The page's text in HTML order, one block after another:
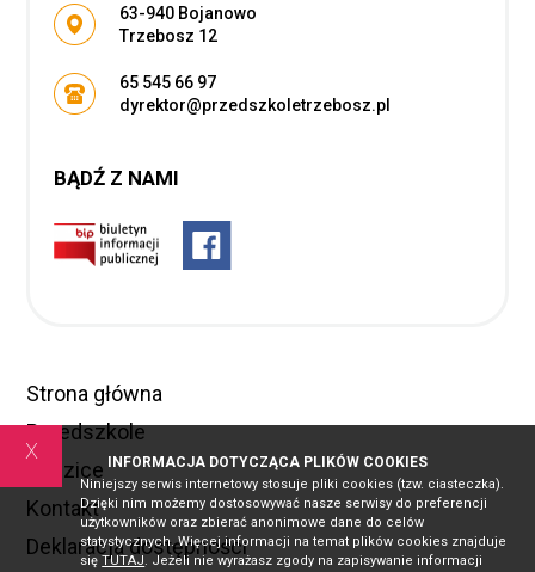
Adres pocztowy:
63-940 Bojanowo
Trzebosz 12
65 545 66 97
dyrektor@przedszkoletrzebosz.pl
BĄDŹ Z NAMI
Strona główna
Przedszkole
Rodzice
Kontakt
Deklaracja dostępności
x INFORMACJA DOTYCZĄCA PLIKÓW COOKIES
Niniejszy serwis internetowy stosuje pliki cookies (tzw. ciasteczka).
Dzięki nim możemy dostosowywać nasze serwisy do preferencji
użytkowników oraz zbierać anonimowe dane do celów
statystycznych. Więcej informacji na temat plików cookies znajduje
sięTUTAJ. Jeżeli nie wyrażasz zgody na zapisywanie informacji